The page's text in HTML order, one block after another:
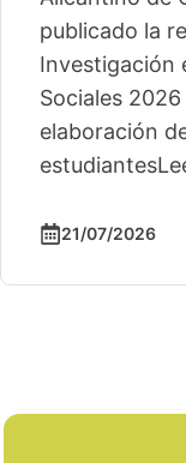
publicado la
Investigación
Sociales
elaboración
estudiantes
21/07/2026